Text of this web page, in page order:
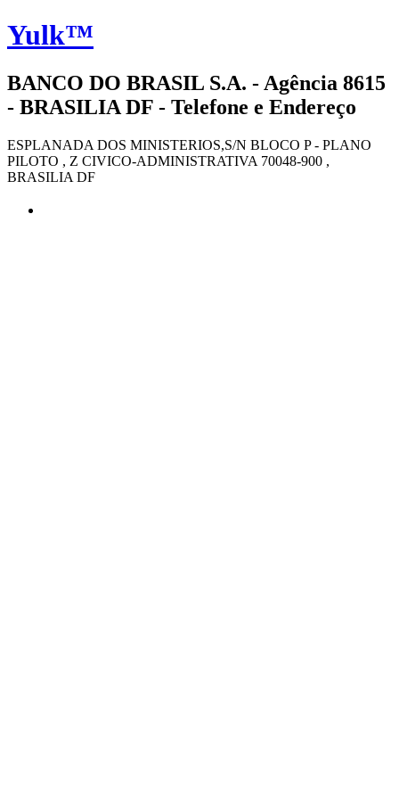
Yulk™
BANCO DO BRASIL S.A. - Agência 8615
- BRASILIA DF - Telefone e Endereço
ESPLANADA DOS MINISTERIOS,S/N BLOCO P - PLANO
PILOTO , Z CIVICO-ADMINISTRATIVA 70048-900 ,
BRASILIA DF